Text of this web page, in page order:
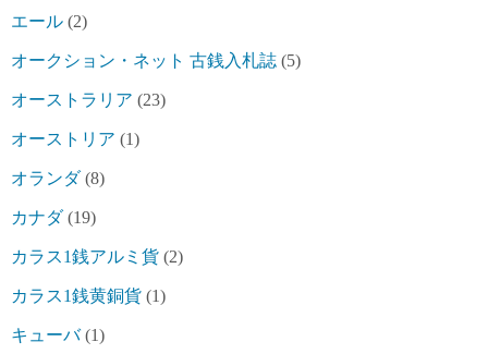
エール (2)
オークション・ネット 古銭入札誌 (5)
オーストラリア (23)
オーストリア (1)
オランダ(8)
カナダ(19)
カラス1銭アルミ貨 (2)
カラス1銭黄銅貨 (1)
キューバ(1)